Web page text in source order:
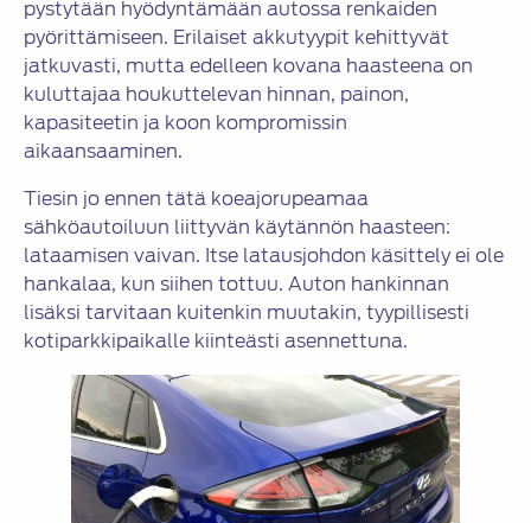
pystytään hyödyntämään autossa renkaiden
pyörittämiseen. Erilaiset akkutyypit kehittyvät
jatkuvasti, mutta edelleen kovana haasteena on
kuluttajaa houkuttelevan hinnan, painon,
kapasiteetin ja koon kompromissin
aikaansaaminen.
Tiesin jo ennen tätä koeajorupeamaa
sähköautoiluun liittyvän käytännön haasteen:
lataamisen vaivan. Itse latausjohdon käsittely ei ole
hankalaa, kun siihen tottuu. Auton hankinnan
lisäksi tarvitaan kuitenkin muutakin, tyypillisesti
kotiparkkipaikalle kiinteästi asennettuna.